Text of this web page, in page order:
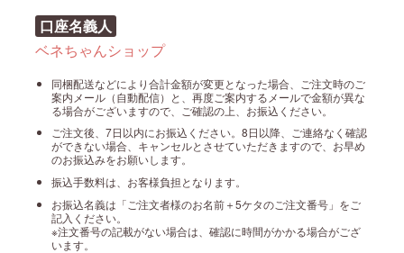
口座名義人
ベネちゃんショップ
同梱配送などにより合計金額が変更となった場合、ご注文時のご
案内メール（自動配信）と、再度ご案内するメールで金額が異な
る場合がございますので、ご確認の上、お振込ください。
ご注文後、7日以内にお振込ください。8日以降、ご連絡なく確認
ができない場合、キャンセルとさせていただきますので、お早め
のお振込みをお願いします。
振込手数料は、お客様負担となります。
お振込名義は「ご注文者様のお名前＋5ケタのご注文番号」をご
記入ください。
※注文番号の記載がない場合は、確認に時間がかかる場合がござ
います。